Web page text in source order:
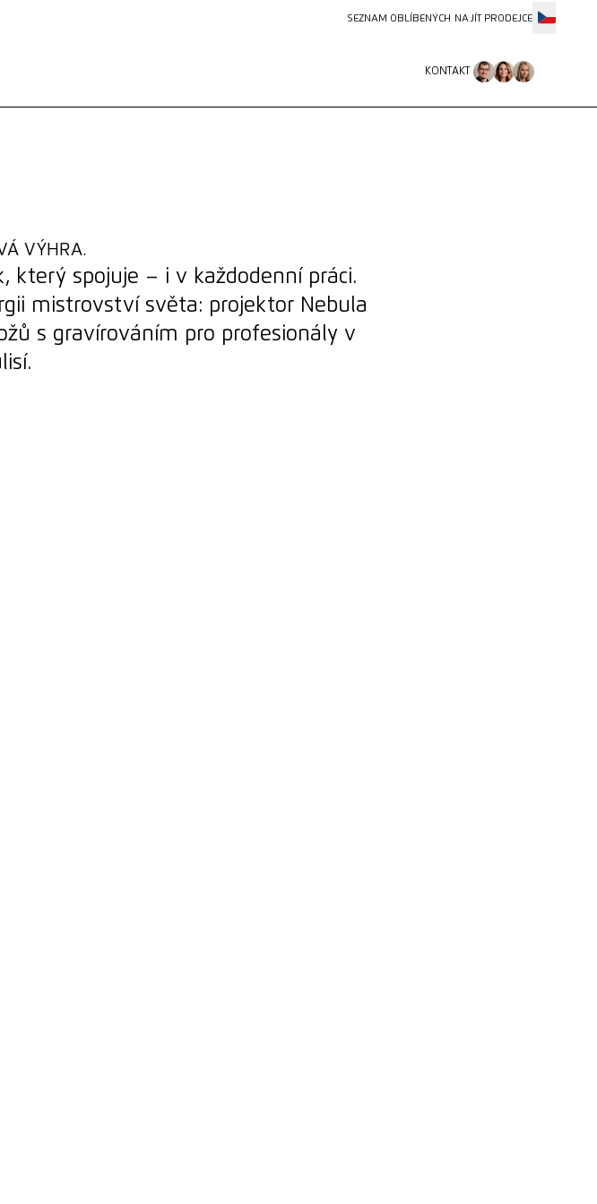
SEZNAM OBLÍBENÝCH NAJÍT PRODEJCE
KONTAKT
VÝHRA.
který spojuje – i v každodenní práci.
mistrovství světa: projektor Nebula
s gravírováním pro profesionály v